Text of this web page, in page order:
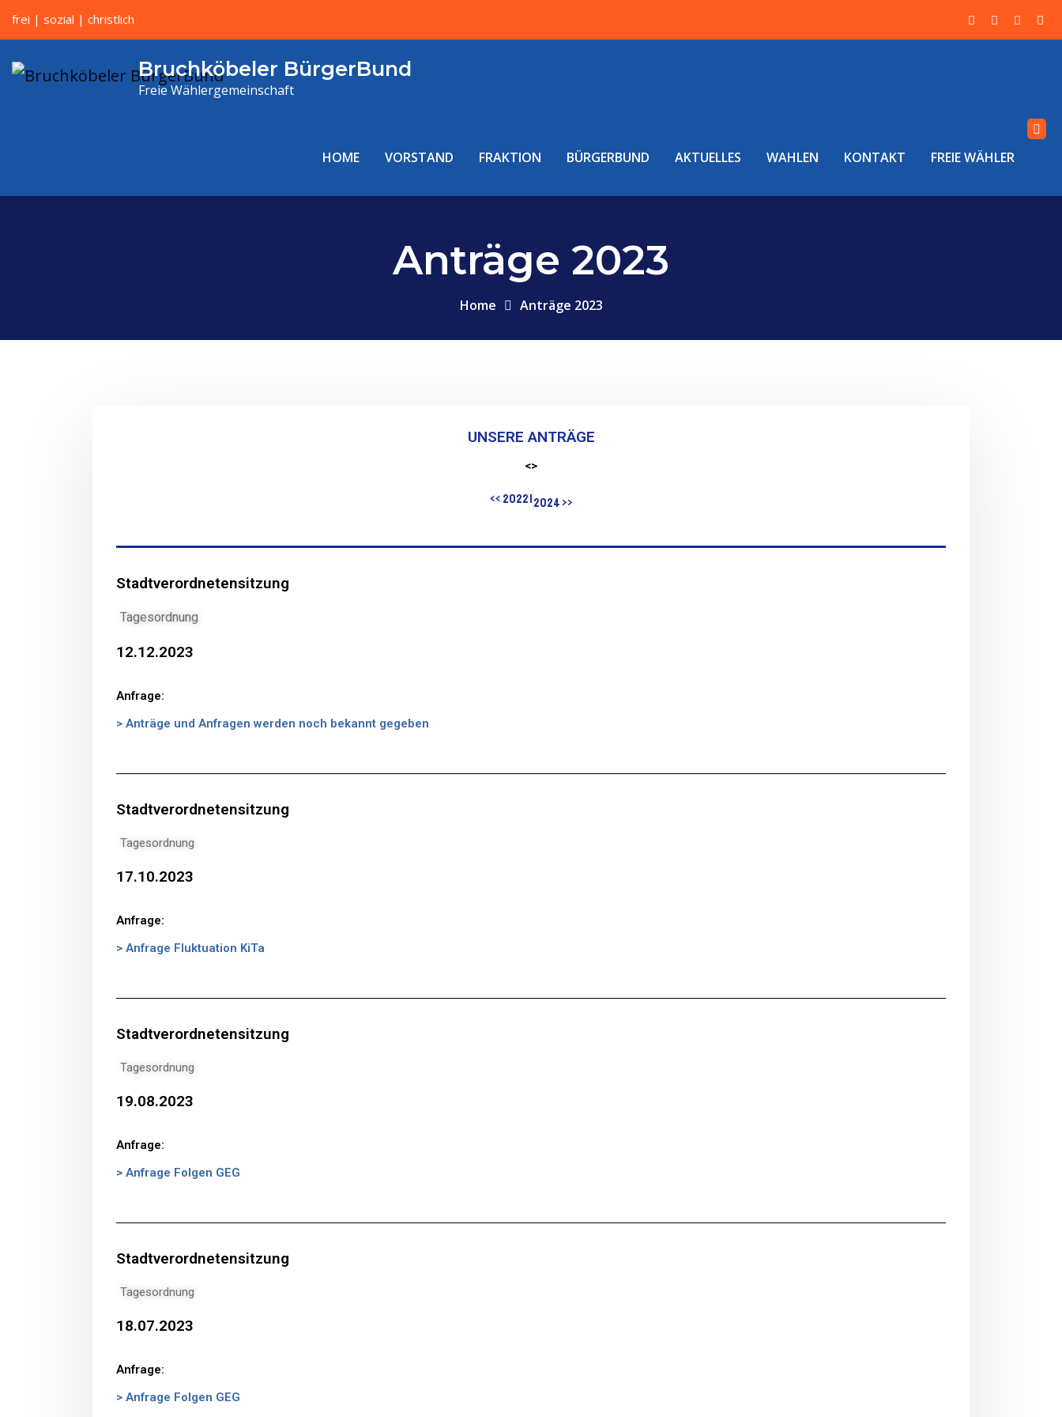
frei | sozial | christlich
Bruchköbeler BürgerBund
Freie Wählergemeinschaft
HOME VORSTAND FRAKTION BÜRGERBUND AKTUELLES WAHLEN KONTAKT FREIE WÄHLER
Anträge 2023
Home Anträge 2023
UNSERE ANTRÄGE
<>
<< 2022|2024 >>
Stadtverordnetensitzung
Tagesordnung
12.12.2023
Anfrage:
> Anträge und Anfragen werden noch bekannt gegeben
Stadtverordnetensitzung
Tagesordnung
17.10.2023
Anfrage:
> Anfrage Fluktuation KiTa
Stadtverordnetensitzung
Tagesordnung
19.08.2023
Anfrage:
> Anfrage Folgen GEG
Stadtverordnetensitzung
Tagesordnung
18.07.2023
Anfrage:
> Anfrage Folgen GEG